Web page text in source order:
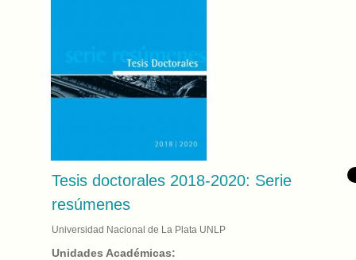
Tesis doctorales 2018-2020: Serie
resúmenes
Universidad Nacional de La Plata UNLP
Unidades Académicas: